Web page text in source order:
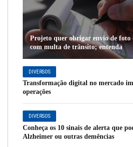
Projeto quer obrigar envio de
com multa de trânsito; entenda
DIVERSOS
Transformação digital no mercado
operações
DIVERSOS
Conheça os 10 sinais de alerta que
Alzheimer ou outras demências